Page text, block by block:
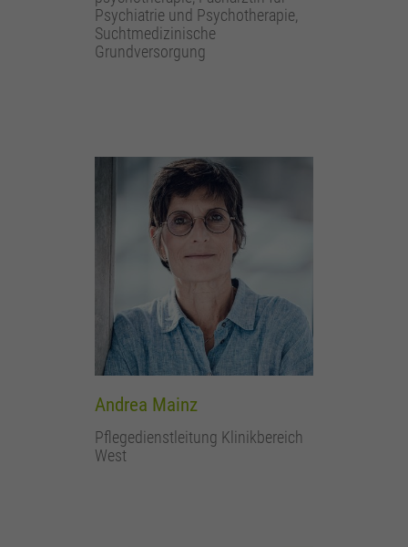
Psychiatrie und Psychotherapie,
Suchtmedizinische
Grundversorgung
Andrea Mainz
Pflegedienstleitung Klinikbereich
West